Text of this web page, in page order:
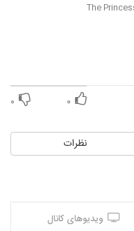
۰ ۰
نظرات
ویدیوهای کانال